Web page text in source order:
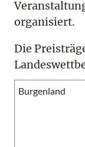
organisiert.
Die
Burgenland